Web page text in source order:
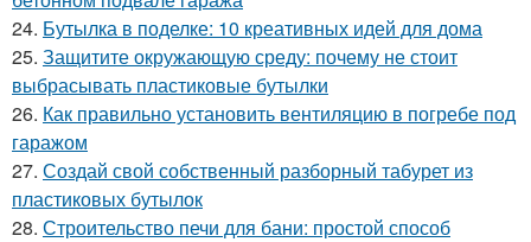
24. Бутылка в поделке: 10 креативных идей для дома
25. Защитите окружающую среду: почему не стоит
выбрасывать пластиковые бутылки
26. Как правильно установить вентиляцию в погребе под
гаражом
27. Создай свой собственный разборный табурет из
пластиковых бутылок
28. Строительство печи для бани: простой способ